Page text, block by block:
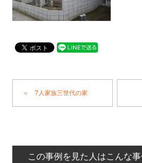
＜ 7人家族三世代の家
この事例を見た人はこんな